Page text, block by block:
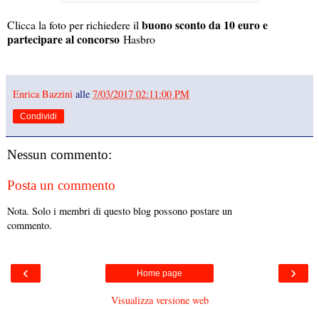
Clicca la foto per richiedere il buono sconto da 10 euro e
partecipare al concorso Hasbro
Enrica Bazzini alle 7/03/2017 02:11:00 PM
Condividi
Nessun commento:
Posta un commento
Nota. Solo i membri di questo blog possono postare un
commento.
‹ ›
Home page
Visualizza versione web